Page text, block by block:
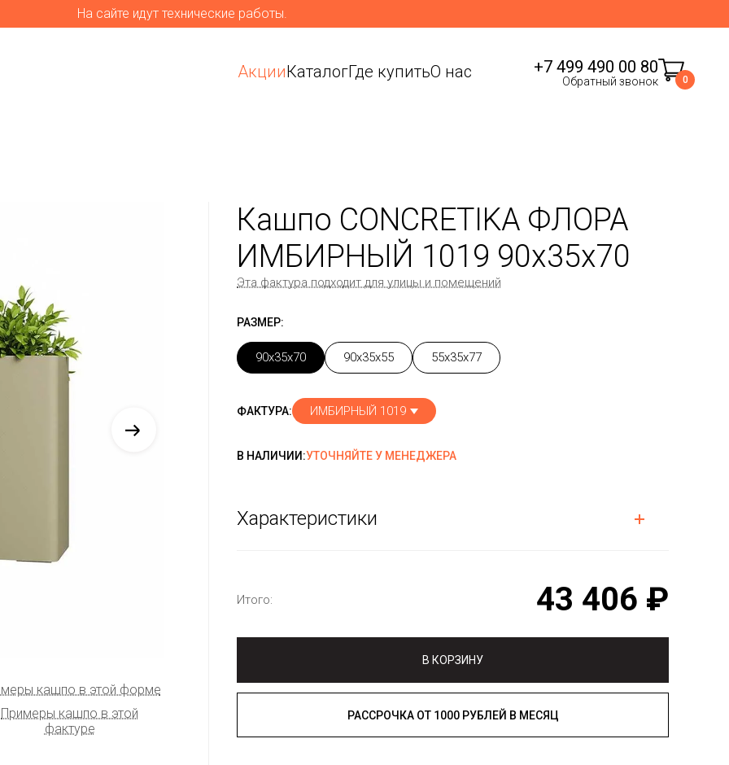
На сайте идут технические работы.
АкцииКаталогГде купитьО нас +7 499 490 00 80
Обратный звонок 0
кашпо в этой форме
Примеры кашпо в этой
фактуре
Кашпо CONCRETIKA ФЛОРА
ИМБИРНЫЙ 1019 90x35x70
Эта фактура подходит для улицы и помещений
РАЗМЕР:
90x35x70 90x35x55 55x35x77
ФАКТУРА: ИМБИРНЫЙ 1019
В НАЛИЧИИ:УТОЧНЯЙТЕ У МЕНЕДЖЕРА
Характеристики
Итого: 43 406 ₽
В КОРЗИНУ
РАССРОЧКА ОТ 1000 РУБЛЕЙ В МЕСЯЦ